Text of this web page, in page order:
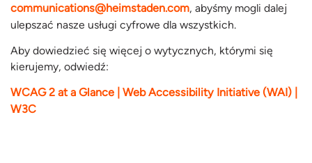
communications@heimstaden.com, abyśmy mogli dalej
ulepszać nasze usługi cyfrowe dla wszystkich.
Aby dowiedzieć się więcej o wytycznych, którymi się
kierujemy, odwiedź:
WCAG 2 at a Glance | Web Accessibility Initiative (WAI) |
W3C